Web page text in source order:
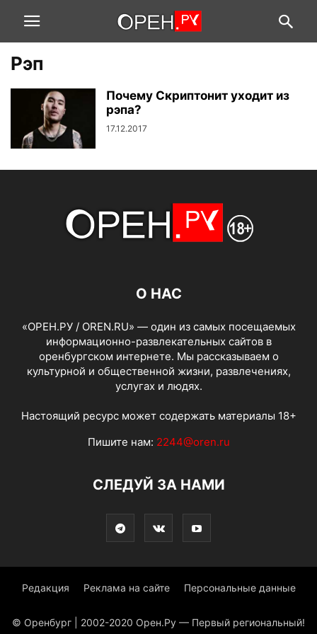
Рэп
Почему Скриптонит уходит из
рэпа?
17.12.2017
О НАС
«ОРЕН.РУ / OREN.RU» — один из самых посещаемых
информационно-развлекательных сайтов в
оренбургском интернете. Мы рассказываем о
культурной и общественной жизни, развлечениях,
услугах и людях.
Настоящий ресурс может содержать материалы 18+
Пишите нам: 2244@oren.ru
СЛЕДУЙ ЗА НАМИ
Редакция Реклама на сайте Персональные данные
© Оренбург | 2002-2020 Орен.Ру — Первый региональный!